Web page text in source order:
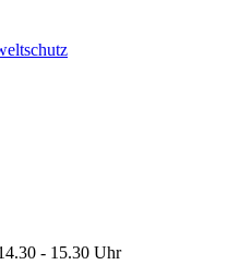
- 15.30 Uhr